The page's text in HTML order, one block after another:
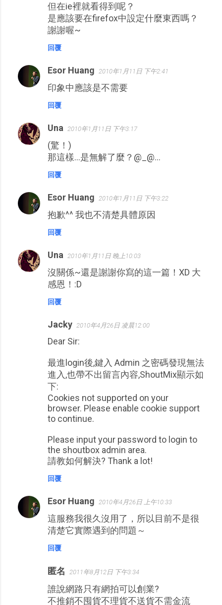
但在ie裡就看得到呢？
是應該要在firefox中設定什麼東西嗎？
謝謝喔~
回覆
Esor Huang 2010年1月11日 下午2:41
印象中應該是不需要
回覆
Una 2010年1月11日 下午3:17
(驚！)
那這樣...是無解了麼？@_@...
回覆
Esor Huang 2010年1月11日 下午3:22
抱歉^^ 我也不清楚具體原因
回覆
Una 2010年1月11日 晚上10:03
沒關係~還是謝謝你寫的這一篇！XD 大
感恩！:D
回覆
Jacky 2010年4月26日 凌晨12:00
Dear Sir:
最進login後,鍵入 Admin 之密碼發現無法
進入,也帶不出留言內容,ShoutMix顯示如
下:
Cookies not supported on your
browser. Please enable cookie support
to continue.
Please input your password to login to
the shoutbox admin area.
請教如何解決? Thank a lot!
回覆
Esor Huang 2010年4月26日 上午10:33
這服務我很久沒用了，所以目前不是很
清楚它實際遇到的問題～
回覆
匿名 2011年8月12日 下午3:34
誰說網路只有網拍可以創業?
不推銷不囤貨不理貨不送貨不需金流